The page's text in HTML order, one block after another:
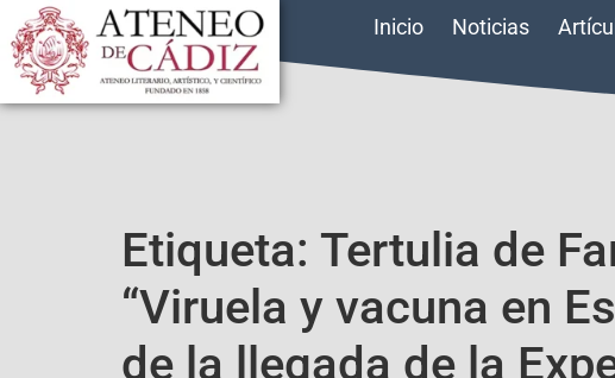
Inicio Noticias
Etiqueta: Tertulia de
“Viruela y vacuna en
de la llegada de la